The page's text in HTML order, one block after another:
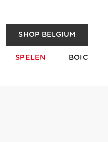
SHOP BELGIUM
SPELEN BOIC